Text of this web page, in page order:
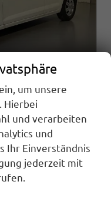
5-Gang
Pure White
km
um unsere
Hierbei
und verarbeiten
und
Ihr Einverständnis
jederzeit mit